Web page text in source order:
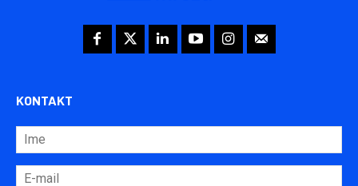
KONTAKT